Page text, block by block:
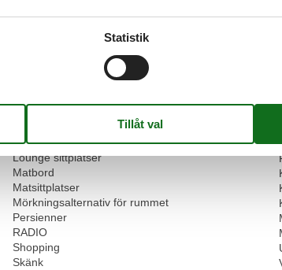
Kultur
Lounge sittplatser
Matbord
Matsittplatser
Mörkningsalternativ för rummet
Persienner
RADIO
Shopping
Skänk
Statistik